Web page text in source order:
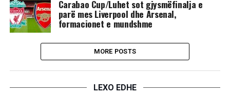
​Carabao Cup/Luhet sot gjysmëfinalja e
parë mes Liverpool dhe Arsenal,
formacionet e mundshme
MORE POSTS
LEXO EDHE